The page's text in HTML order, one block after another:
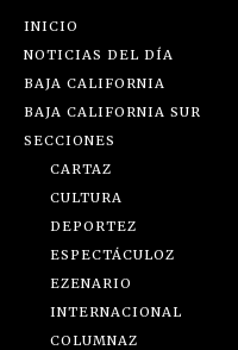
INICIO
NOTICIAS DEL DÍA
BAJA CALIFORNIA
BAJA CALIFORNIA SUR
SECCIONES
CARTAZ
CULTURA
DEPORTEZ
ESPECTÁCULOZ
EZENARIO
INTERNACIONAL
COLUMNAZ